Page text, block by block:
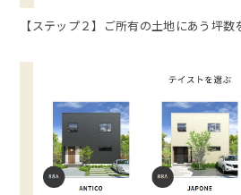
【ステップ２】ご所有の土地にあう坪数